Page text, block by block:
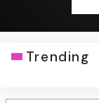
Trending